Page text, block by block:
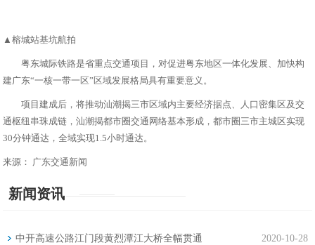
▲榕城站基坑航拍
粤东城际铁路是省重点交通项目，对促进粤东地区一体化发展、加快构
建广东“一核一带一区”区域发展格局具有重要意义。
项目建成后，将推动汕潮揭三市区域内主要经济据点、人口密集区及交
通枢纽串珠成链，汕潮揭都市圈交通网络基本形成，都市圈三市主城区实现
30分钟通达，全域实现1.5小时通达。
来源： 广东交通新闻
新闻资讯
中开高速公路江门段黄烈潭江大桥全幅贯通 2020-10-28